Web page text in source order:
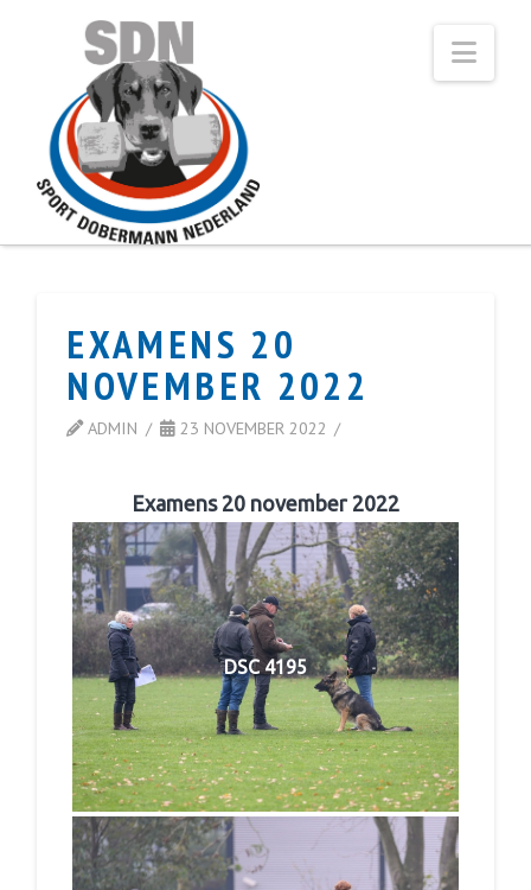
EXAMENS 20
NOVEMBER 2022
ADMIN 23 NOVEMBER 2022
Examens 20 november 2022
DSC 4195